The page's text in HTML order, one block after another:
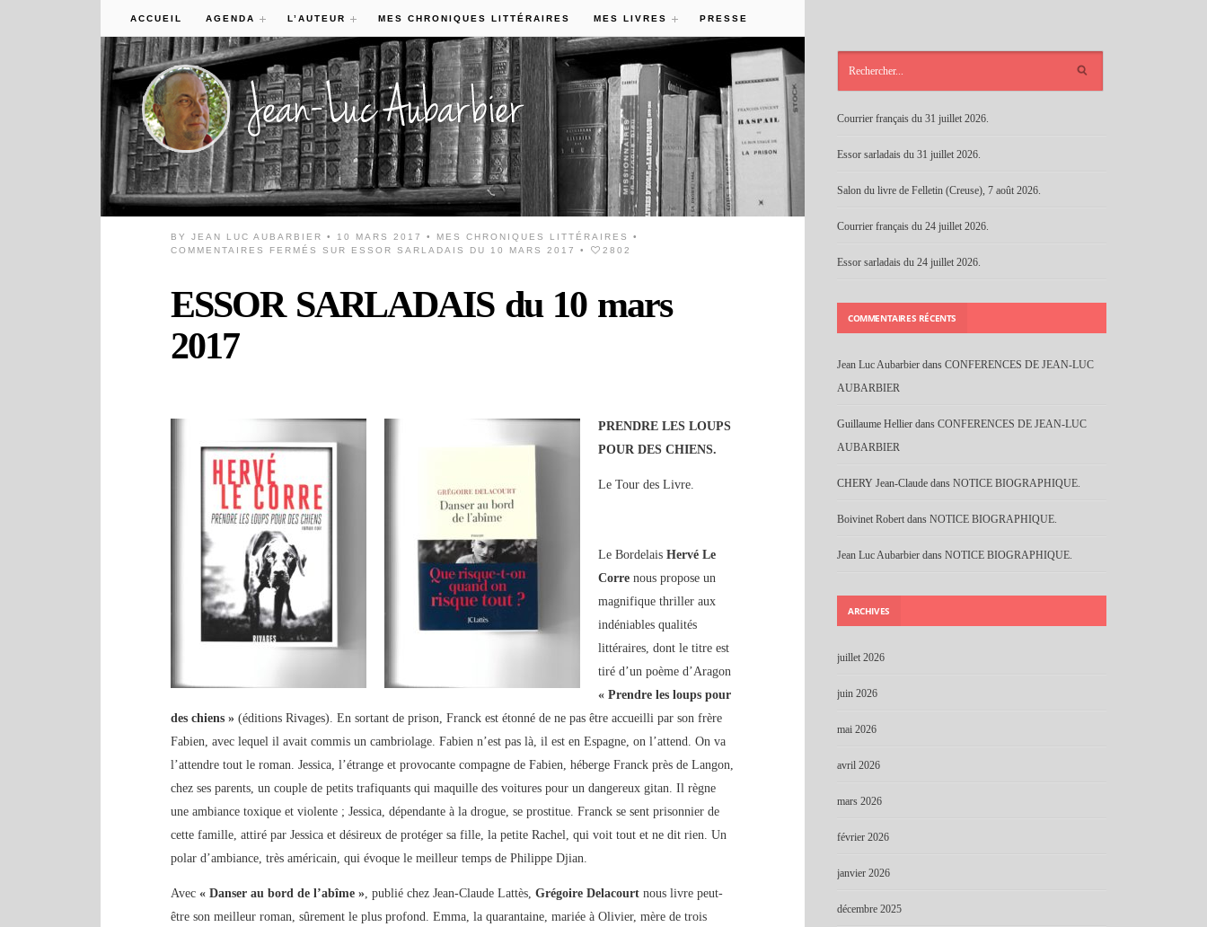
ACCUEIL AGENDA L’AUTEUR MES CHRONIQUES LITTÉRAIRES MES LIVRES PRESSE
BYJEAN LUC AUBARBIER • 10 MARS 2017 • MES CHRONIQUES LITTÉRAIRES
•
COMMENTAIRES FERMÉS
SUR ESSOR SARLADAIS DU 10 MARS 2017 • 2802
ESSOR SARLADAIS du 10 mars
2017
PRENDRE LES LOUPS
POUR DES CHIENS.
Le Tour des Livre.
Le BordelaisHervé Le
Corre nous propose un
magnifique thriller aux
indéniables qualités
littéraires, dont le titre est
tiré d’un poème d’Aragon
« Prendre les loups pour
des chiens » (éditions Rivages). En sortant de prison, Franck est étonné de ne pas être accueilli par son frère
Fabien, avec lequel il avait commis un cambriolage. Fabien n’est pas là, il est en Espagne, on l’attend. On va
l’attendre tout le roman. Jessica, l’étrange et provocante compagne de Fabien, héberge Franck près de Langon,
chez ses parents, un couple de petits trafiquants qui maquille des voitures pour un dangereux gitan. Il règne
une ambiance toxique et violente ; Jessica, dépendante à la drogue, se prostitue. Franck se sent prisonnier de
cette famille, attiré par Jessica et désireux de protéger sa fille, la petite Rachel, qui voit tout et ne dit rien. Un
polar d’ambiance, très américain, qui évoque le meilleur temps de Philippe Djian.
Avec« Danser au bord de l’abîme », publié chez Jean-Claude Lattès,Grégoire Delacourt nous livre peut-
être son meilleur roman, sûrement le plus profond. Emma, la quarantaine, mariée à Olivier, mère de trois
Courrier français du 31 juillet 2026.
Essor sarladais du 31 juillet 2026.
Salon du livre de Felletin (Creuse), 7 août 2026.
Courrier français du 24 juillet 2026.
Essor sarladais du 24 juillet 2026.
COMMENTAIRES RÉCENTS
Jean Luc Aubarbier dans CONFERENCES DE JEAN-LUC
AUBARBIER
Guillaume Hellier dans CONFERENCES DE JEAN-LUC
AUBARBIER
CHERY Jean-Claude dans NOTICE BIOGRAPHIQUE.
Boivinet Robert dans NOTICE BIOGRAPHIQUE.
Jean Luc Aubarbier dans NOTICE BIOGRAPHIQUE.
ARCHIVES
juillet 2026
juin 2026
mai 2026
avril 2026
mars 2026
février 2026
janvier 2026
décembre 2025